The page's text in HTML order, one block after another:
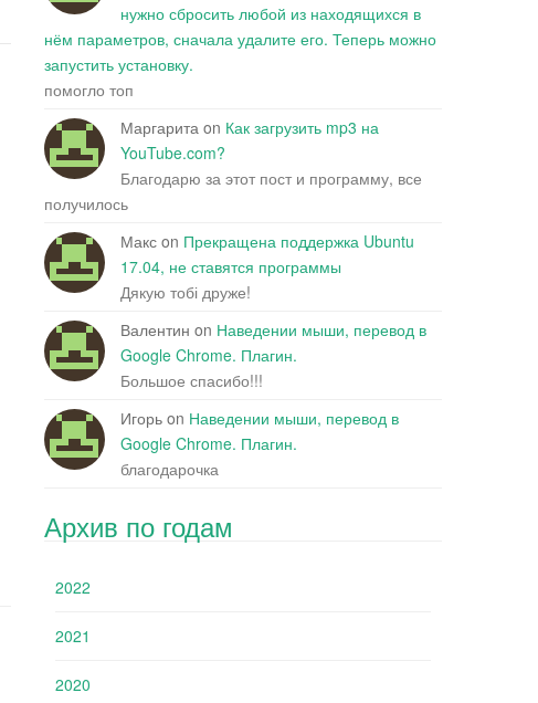
нужно сбросить любой из находящихся в
нём параметров, сначала удалите его. Теперь можно
запустить установку.
помогло топ
Маргарита on Как загрузить mp3 на
YouTube.com?
Благодарю за этот пост и программу, все
получилось
Макс on Прекращена поддержка Ubuntu
17.04, не ставятся программы
Дякую тобі друже!
Валентин on Наведении мыши, перевод в
Google Chrome. Плагин.
Большое спасибо!!!
Игорь on Наведении мыши, перевод в
Google Chrome. Плагин.
благодарочка
Архив по годам
2022
2021
2020